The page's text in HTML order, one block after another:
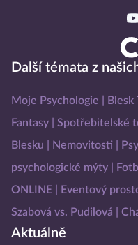
Další témata z
Moje Psychologie Blesk
Fantasy
Spotřebitelské
Blesku
Nemovitosti
psychologické mýty
ONLINE
Eventový
Szabová vs. Pudilová
Aktuálně